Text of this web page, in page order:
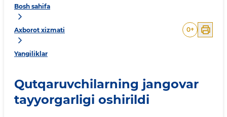
Bosh sahifa
Axborot xizmati
Yangiliklar
0+
Qutqaruvchilarning jangovar
tayyorgarligi oshirildi